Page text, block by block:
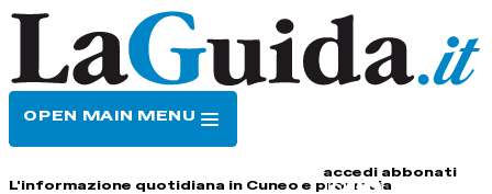
OPEN MAIN MENU
accedi abbonati
L'informazione quotidiana in Cuneo e provincia